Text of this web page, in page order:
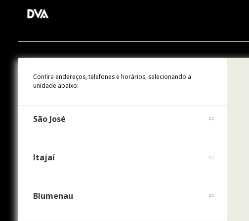
Confira endereços, telefones e horários, selecionando a
unidade abaixo:
São José
Itajaí
Blumenau